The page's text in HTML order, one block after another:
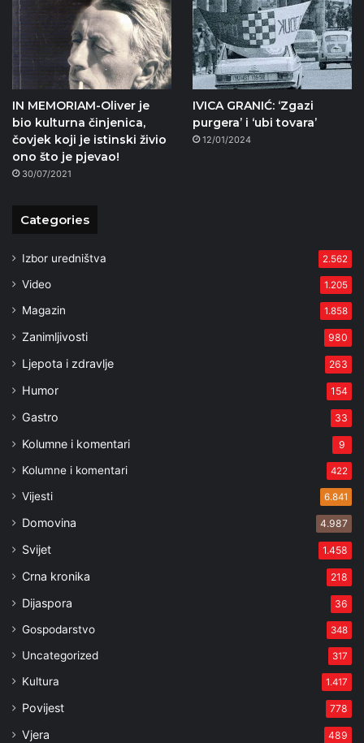
IN MEMORIAM-Oliver je
bio kulturna činjenica,
čovjek koji je istinski živio
ono što je pjevao!
30/07/2021
IVICA GRANIĆ: ‘Zgazi
purgera’ i ‘ubi tovara’
12/01/2024
Categories
Izbor uredništva 2.562
Video 1.205
Magazin 1.858
Zanimljivosti 980
Ljepota i zdravlje 263
Humor 154
Gastro 33
Kolumne i komentari 9
Kolumne i komentari 422
Vijesti 6.841
Domovina 4.987
Svijet 1.458
Crna kronika 218
Dijaspora 36
Gospodarstvo 348
Uncategorized 317
Kultura 1.417
Povijest 778
Vjera 489